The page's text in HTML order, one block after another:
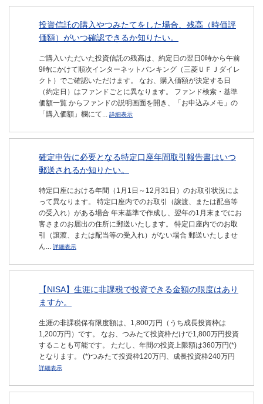
投資信託の購入やつみたてをした場合、残高（時価評
価額）がいつ確認できるか知りたい。
ご購入いただいた投資信託の残高は、約定日の翌日0時から午前
9時にかけて順次インターネットバンキング（三菱ＵＦＪダイレ
クト）でご確認いただけます。 なお、購入価額が決定する日
（約定日）はファンドごとに異なります。 ファンド検索・基準
価額一覧 からファンドの説明画面を開き、「お申込みメモ」の
「購入価額」欄にて... 詳細表示
確定申告に必要となる特定口座年間取引報告書はいつ
郵送されるか知りたい。
特定口座における年間（1月1日～12月31日）のお取引状況によ
って異なります。 特定口座内でのお取引（譲渡、または配当等
の受入れ）がある場合 年末基準で作成し、翌年の1月末までにお
客さまのお届出の住所に郵送いたします。 特定口座内でのお取
引（譲渡、または配当等の受入れ）がない場合 郵送いたしませ
ん... 詳細表示
【NISA】生涯に非課税で投資できる金額の限度はあり
ますか。
生涯の非課税保有限度額は、1,800万円（うち成長投資枠は
1,200万円）です。 なお、つみたて投資枠だけで1,800万円投資
することも可能です。 ただし、年間の投資上限額は360万円(*)
となります。 (*)つみたて投資枠120万円、成長投資枠240万円
詳細表示